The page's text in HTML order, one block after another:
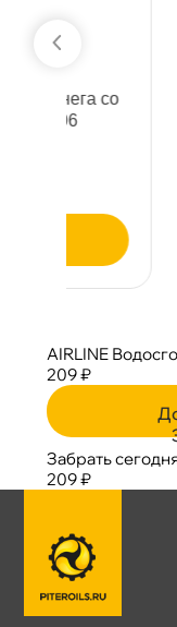
ARNEZI
AIRLINE
209 ₽
Забрать
209 ₽